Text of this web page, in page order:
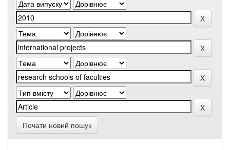
Почати новий пошук